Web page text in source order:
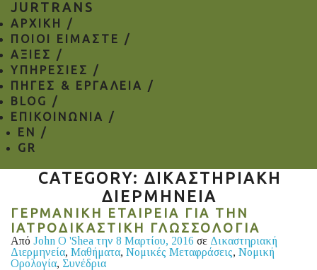
JURTRANS
ΑΡΧΙΚΗ /
ΠΟΙΟΙ ΕΙΜΑΣΤΕ /
ΑΞΙΕΣ /
ΥΠΗΡΕΣΙΕΣ /
ΠΗΓΕΣ & ΕΡΓΑΛΕΙΑ /
BLOG /
ΕΠΙΚΟΙΝΩΝΙΑ /
EN
/
GR
CATEGORY: ΔΙΚΑΣΤΗΡΙΑΚΉ
ΔΙΕΡΜΗΝΕΊΑ
ΓΕΡΜΑΝΙΚΉ ΕΤΑΙΡΕΊΑ ΓΙΑ ΤΗΝ
ΙΑΤΡΟΔΙΚΑΣΤΙΚΉ ΓΛΩΣΣΟΛΟΓΊΑ
Από John O 'Shea την 8 Μαρτίου, 2016 σε Δικαστηριακή
Διερμηνεία, Μαθήματα, Νομικές Μεταφράσεις, Νομική
Ορολογία, Συνέδρια